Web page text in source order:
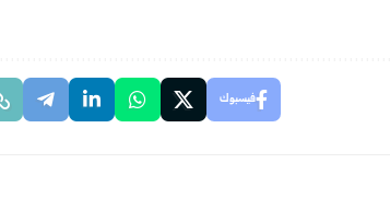
فيسبوك